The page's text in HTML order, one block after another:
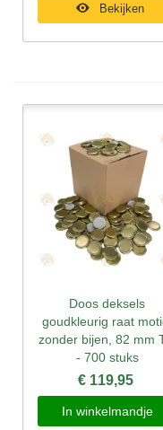
Bekijken
Doos deksels
goudkleurig raat
zonder bijen, 82 mm
- 700 stuks
€ 119,95
In winkelmandje